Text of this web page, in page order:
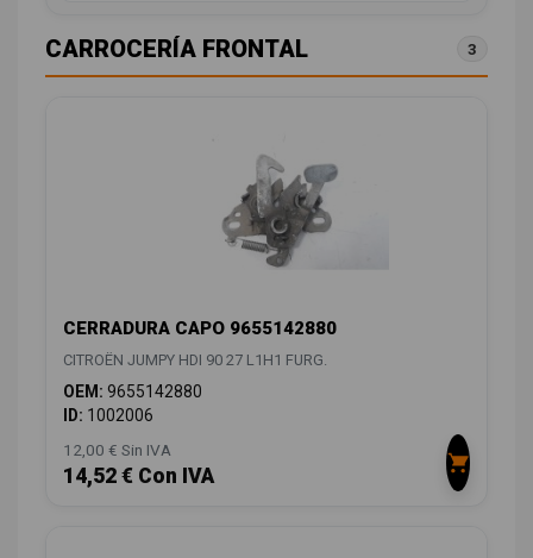
CARROCERÍA FRONTAL 3
CERRADURA CAPO 9655142880
CITROËN JUMPY HDI 90 27 L1H1 FURG.
OEM: 9655142880
ID: 1002006
12,00 € Sin IVA
14,52 € Con IVA